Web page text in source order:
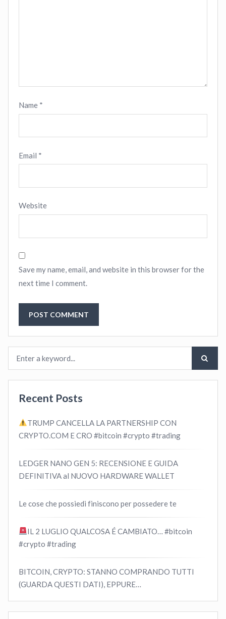
Name *
Email *
Website
Save my name, email, and website in this browser for the
next time I comment.
Recent Posts
TRUMP CANCELLA LA PARTNERSHIP CON
CRYPTO.COM E CRO #bitcoin #crypto #trading
LEDGER NANO GEN 5: RECENSIONE E GUIDA
DEFINITIVA al NUOVO HARDWARE WALLET
Le cose che possiedi finiscono per possedere te
IL 2 LUGLIO QUALCOSA É CAMBIATO… #bitcoin
#crypto #trading
BITCOIN, CRYPTO: STANNO COMPRANDO TUTTI
(GUARDA QUESTI DATI), EPPURE…